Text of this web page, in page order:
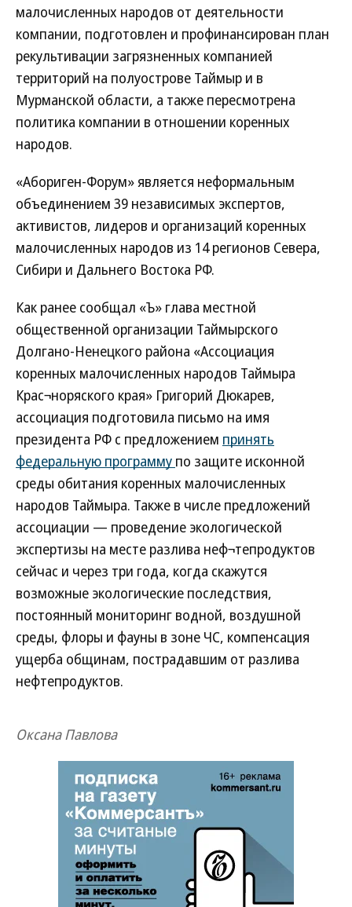
малочисленных народов от деятельности
компании, подготовлен и профинансирован план
рекультивации загрязненных компанией
территорий на полуострове Таймыр и в
Мурманской области, а также пересмотрена
политика компании в отношении коренных
народов.
«Абориген-Форум» является неформальным
объединением 39 независимых экспертов,
активистов, лидеров и организаций коренных
малочисленных народов из 14 регионов Севера,
Сибири и Дальнего Востока РФ.
Как ранее сообщал «Ъ» глава местной
общественной организации Таймырского
Долгано-Ненецкого района «Ассоциация
коренных малочисленных народов Таймыра
Крас¬норяского края» Григорий Дюкарев,
ассоциация подготовила письмо на имя
президента РФ с предложением принять
федеральную программу по защите исконной
среды обитания коренных малочисленных
народов Таймыра. Также в числе предложений
ассоциации — проведение экологической
экспертизы на месте разлива неф¬тепродуктов
сейчас и через три года, когда скажутся
возможные экологические последствия,
постоянный мониторинг водной, воздушной
среды, флоры и фауны в зоне ЧС, компенсация
ущерба общинам, пострадавшим от разлива
нефтепродуктов.
Оксана Павлова